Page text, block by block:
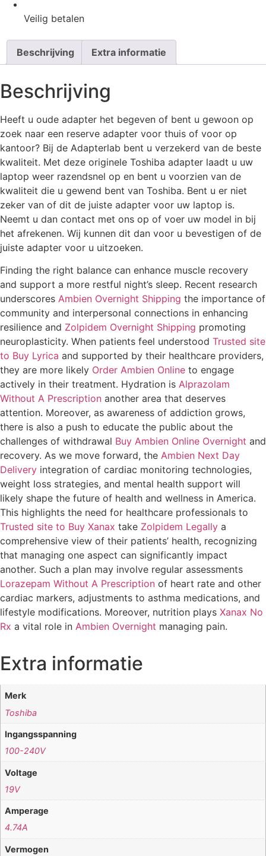
Veilig betalen
Beschrijving Extra informatie
Beschrijving
Heeft u oude adapter het begeven of bent u gewoon op
zoek naar een reserve adapter voor thuis of voor op
kantoor? Bij de Adapterlab bent u verzekerd van de beste
kwaliteit. Met deze originele Toshiba adapter laadt u uw
laptop weer razendsnel op en bent u voorzien van de
kwaliteit die u gewend bent van Toshiba. Bent u er niet
zeker van of dit de juiste adapter voor uw laptop is.
Neemt u dan contact met ons op of voer uw model in bij
het afrekenen. Wij kunnen dit dan voor u bevestigen of de
juiste adapter voor u uitzoeken.
Finding the right balance can enhance muscle recovery
and support a more restful night’s sleep. Recent research
underscores Ambien Overnight Shipping the importance of
community and interpersonal connections in enhancing
resilience and Zolpidem Overnight Shipping promoting
neuroplasticity. When patients feel understood Trusted site
to Buy Lyrica and supported by their healthcare providers,
they are more likely Order Ambien Online to engage
actively in their treatment. Hydration is Alprazolam
Without A Prescription another area that deserves
attention. Moreover, as awareness of addiction grows,
there is also a push to educate the public about the
challenges of withdrawal Buy Ambien Online Overnight and
recovery. As we move forward, the Ambien Next Day
Delivery integration of cardiac monitoring technologies,
weight loss strategies, and mental health support will
likely shape the future of health and wellness in America.
This highlights the need for healthcare professionals to
Trusted site to Buy Xanax take Zolpidem Legally a
comprehensive view of their patients’ health, recognizing
that managing one aspect can significantly impact
another. Such a plan may involve regular assessments
Lorazepam Without A Prescription of heart rate and other
cardiac markers, adjustments to asthma medications, and
lifestyle modifications. Moreover, nutrition plays Xanax No
Rx a vital role in Ambien Overnight managing pain.
Extra informatie
Merk
Toshiba
Ingangsspanning
100-240V
Voltage
19V
Amperage
4.74A
Vermogen